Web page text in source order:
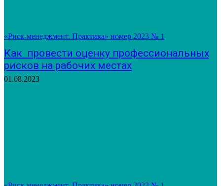
«Риск-менеджмент. Практика» номер 2023 № 1
Как провести оценку профессиональных
рисков на рабочих местах
01.08.2023